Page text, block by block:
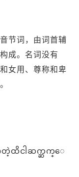
节词，由词首辅
成。名词没有
女用、尊称和卑
လာတဲ့ထိငါဆက္ဆက္ေ